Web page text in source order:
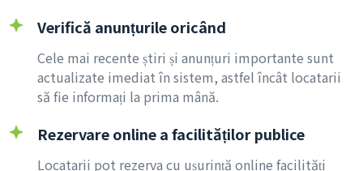
Verifică anunțurile oricând
Cele mai recente știri și anunțuri importante sunt
actualizate imediat în sistem, astfel încât locatarii
să fie informați la prima mână.
Rezervare online a facilităților publice
Locatarii pot rezerva cu ușurință online facilități